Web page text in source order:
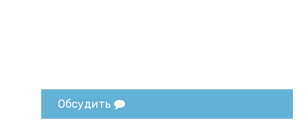
Обсудить